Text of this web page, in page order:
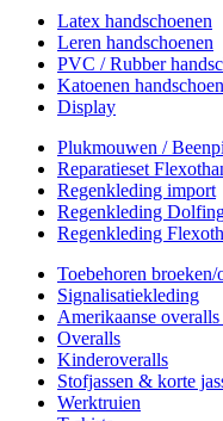
Latex handschoenen
Leren handschoenen
PVC / Rubber
Katoenen
Display
Plukmouwen /
Reparatieset
Regenkleding import
Regenkleding
Regenkleding
Toebehoren broeken/
Signalisatiekleding
Amerikaanse
Overalls
Kinderoveralls
Stofjassen & korte
Werktruien